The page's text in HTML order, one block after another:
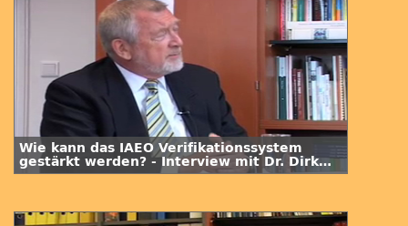
Wie kann das IAEO Verifikationssystem
gestärkt werden? - Interview mit Dr. Dirk
Schriefer